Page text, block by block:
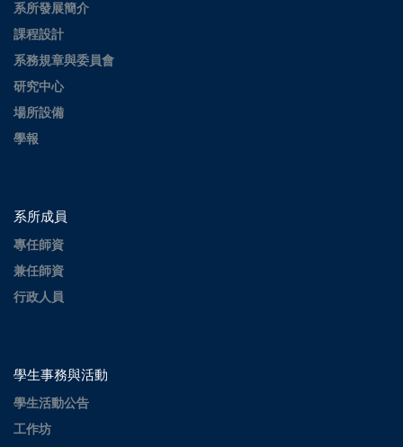
系所發展簡介
課程設計
系務規章與委員會
研究中心
場所設備
學報
系所成員
專任師資
兼任師資
行政人員
學生事務與活動
學生活動公告
工作坊